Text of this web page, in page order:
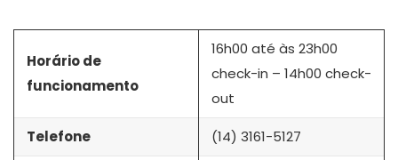
Horário de
funcionamento
16h00 até às 23h00
check-in – 14h00 check-
out
Telefone (14) 3161-5127